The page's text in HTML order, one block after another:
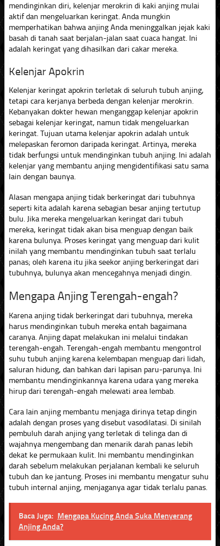
mendinginkan diri, kelenjar merokrin di kaki anjing mulai
aktif dan mengeluarkan keringat. Anda mungkin
memperhatikan bahwa anjing Anda meninggalkan jejak kaki
basah di tanah saat berjalan-jalan saat cuaca hangat. Ini
adalah keringat yang dihasilkan dari cakar mereka.
Kelenjar Apokrin
Kelenjar keringat apokrin terletak di seluruh tubuh anjing,
tetapi cara kerjanya berbeda dengan kelenjar merokrin.
Kebanyakan dokter hewan menganggap kelenjar apokrin
sebagai kelenjar keringat, namun tidak mengeluarkan
keringat. Tujuan utama kelenjar apokrin adalah untuk
melepaskan feromon daripada keringat. Artinya, mereka
tidak berfungsi untuk mendinginkan tubuh anjing. Ini adalah
kelenjar yang membantu anjing mengidentifikasi satu sama
lain dengan baunya.
Alasan mengapa anjing tidak berkeringat dari tubuhnya
seperti kita adalah karena sebagian besar anjing tertutup
bulu. Jika mereka mengeluarkan keringat dari tubuh
mereka, keringat tidak akan bisa menguap dengan baik
karena bulunya. Proses keringat yang menguap dari kulit
inilah yang membantu mendinginkan tubuh saat terlalu
panas; oleh karena itu jika seekor anjing berkeringat dari
tubuhnya, bulunya akan mencegahnya menjadi dingin.
Mengapa Anjing Terengah-engah?
Karena anjing tidak berkeringat dari tubuhnya, mereka
harus mendinginkan tubuh mereka entah bagaimana
caranya. Anjing dapat melakukan ini melalui tindakan
terengah-engah. Terengah-engah membantu mengontrol
suhu tubuh anjing karena kelembapan menguap dari lidah,
saluran hidung, dan bahkan dari lapisan paru-parunya. Ini
membantu mendinginkannya karena udara yang mereka
hirup dari terengah-engah melewati area lembab.
Cara lain anjing membantu menjaga dirinya tetap dingin
adalah dengan proses yang disebut vasodilatasi. Di sinilah
pembuluh darah anjing yang terletak di telinga dan di
wajahnya mengembang dan menarik darah panas lebih
dekat ke permukaan kulit. Ini membantu mendinginkan
darah sebelum melakukan perjalanan kembali ke seluruh
tubuh dan ke jantung. Proses ini membantu mengatur suhu
tubuh internal anjing, menjaganya agar tidak terlalu panas.
Baca Juga: Mengapa Kucing Anda Suka Menyerang
Anjing Anda?